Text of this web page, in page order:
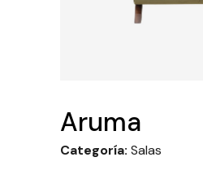
Aruma
Categoría: Salas